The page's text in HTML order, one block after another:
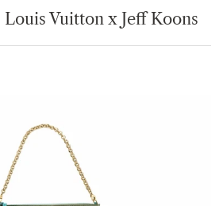
Vuitton x Jeff Koons